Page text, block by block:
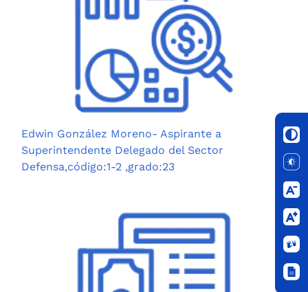
Edwin González Moreno- Aspirante a
Superintendente Delegado del Sector
Defensa,código:1-2 ,grado:23